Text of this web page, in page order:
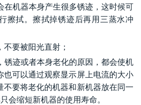
在机器本身产生很多锈迹，这时候可
擦拭。 擦拭掉锈迹后再用三蒸水冲
要被阳光直射；
锈迹或者本身老化的原因，都会使机
也可以通过观察显示屏上电流的大小
不要将老化的机器和新机器放在同一
会缩短新机器的使用寿命。